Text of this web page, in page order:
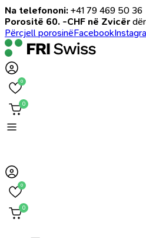
Na telefononi: +41 79 469 50 36
Porositë 60. -CHF në Zvicër
Përcjell porosinëFacebook
0
0
0
0